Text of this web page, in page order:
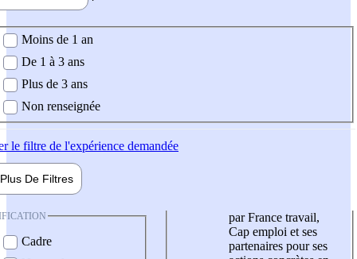
demandée
Moins de 1 an
De 1 à 3 ans
Plus de 3 ans
Non renseignée
le filtre de l'expérience demandée
Plus De Filtres
Cadre
par France travail,
Cap emploi et ses
partenaires pour ses